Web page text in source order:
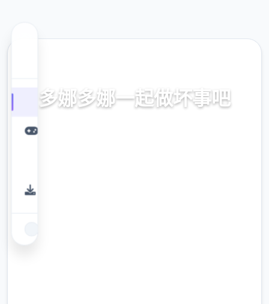
多娜多娜一起做坏事吧
官方中文，中文下载，中文入口，官网入口，